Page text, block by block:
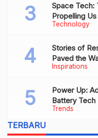
Technology
Space Tech:
Propelling
Inspirations
Stories of
Paved the
Trends
Power Up:
Battery Tech
TERBARU